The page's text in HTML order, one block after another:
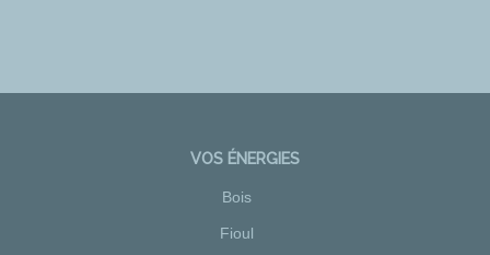
VOS ÉNERGIES
Bois
Fioul